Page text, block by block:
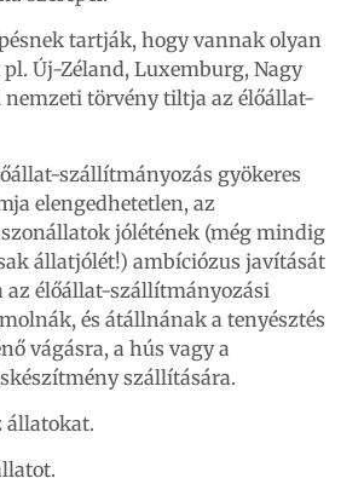
tartják, hogy vannak olyan
Új-Zéland, Luxemburg, Nagy
törvény tiltja az élőállat-
szállítmányozás gyökeres
elengedhetetlen, az
jólétének (még mindig
állatjólét!) ambíciózus javítását
az élőállat-szállítmányozási
és átállnának a tenyésztés
vágásra, a hús vagy a
szállítására.
állatokat.